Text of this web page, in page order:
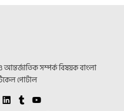
সম্পর্ক বিষয়ক বাংলা
পোর্টাল